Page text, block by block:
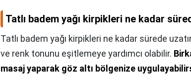
Tatlı badem yağı kirpikleri ne kadar
Tatlı badem yağı kirpikleri ne kadar sürede
ve renk tonunu eşitlemeye yardımcı olabilir.
masaj yaparak göz altı bölgenize